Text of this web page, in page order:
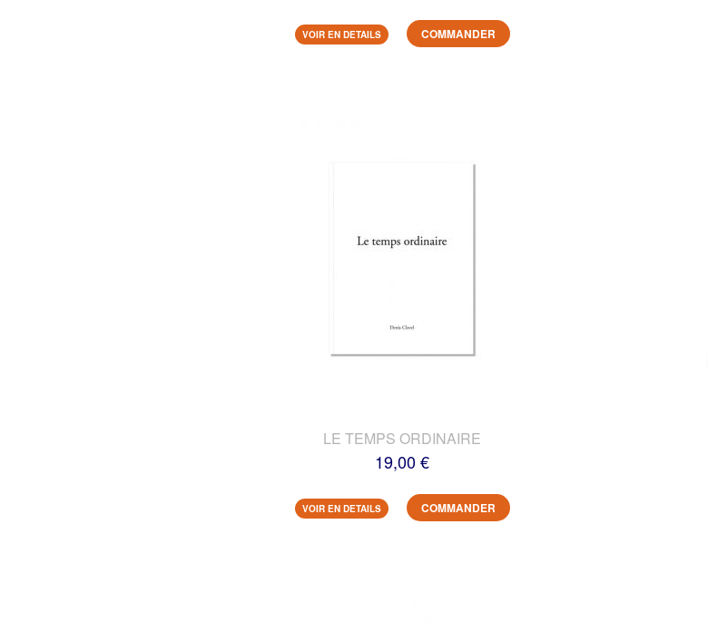
VOIR EN DETAILS COMMANDER
LE TEMPS ORDINAIRE
19,00 €
VOIR EN DETAILS COMMANDER